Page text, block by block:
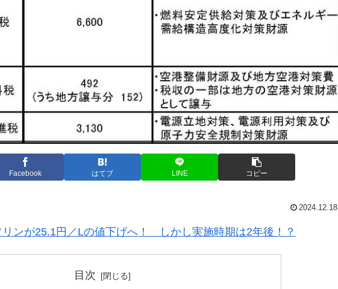
Facebook はてブ LINE コピー
2024.12.18
リンが25.1円／Lの値下げへ！ しかし実施時期は2年後！？
目次